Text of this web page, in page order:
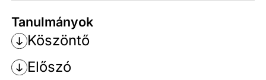
Tanulmányok
Köszöntő
Előszó